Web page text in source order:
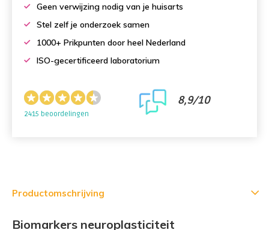
Geen verwijzing nodig van je huisarts
Stel zelf je onderzoek samen
1000+ Prikpunten door heel Nederland
ISO-gecertificeerd laboratorium
2415 beoordelingen
8,9/10
Productomschrijving
Biomarkers neuroplasticiteit